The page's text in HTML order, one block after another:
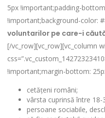
5px !important;padding-
!important;background-color:
voluntarilor pe care-i
[/vc_row][vc_row][vc_column
!important;margin-bottom:
cetățeni români;
vârsta cuprinsă între 18-
persoane sociabile,